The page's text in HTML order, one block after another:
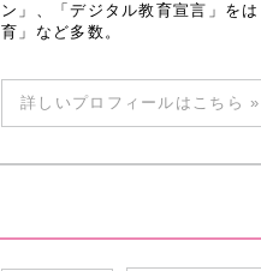
ン」、「デジタル教育宣言」を
育」など多数。
詳しいプロフィールはこちら »